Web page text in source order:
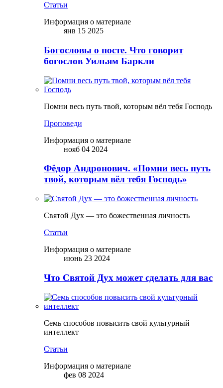
Статьи
Информация о материале
янв 15 2025
Богословы о посте. Что говорит
богослов Уильям Баркли
Помни весь путь твой, которым вёл тебя Господь
Проповеди
Информация о материале
нояб 04 2024
Фёдор Андронович. «Помни весь путь
твой, которым вёл тебя Господь»
Святой Дух — это божественная личность
Статьи
Информация о материале
июнь 23 2024
Что Святой Дух может сделать для вас
Семь способов повысить свой культурный
интеллект
Статьи
Информация о материале
фев 08 2024